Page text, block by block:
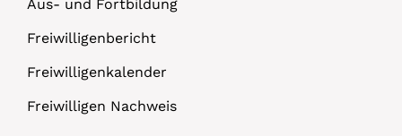
Aus- und Fortbildung
Freiwilligenbericht
Freiwilligenkalender
Freiwilligen Nachweis